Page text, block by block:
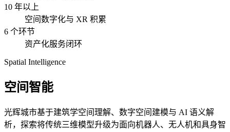
10 年以上
空间数字化与 XR 积累
6 个环节
资产化服务闭环
Spatial Intelligence
空间智能
光辉城市基于建筑学空间理解、数字空间建模与 AI 语义解
析，探索将传统三维模型升级为面向机器人、无人机和具身智